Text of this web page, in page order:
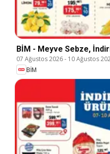
BİM - Meyve Sebze,
07 Ağustos 2026- 10 Ağustos
BİM